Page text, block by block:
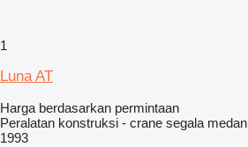
1
Luna AT
Harga berdasarkan permintaan
Peralatan konstruksi - crane segala medan
1993